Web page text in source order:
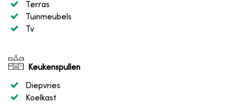
Terras
Tuinmeubels
Tv
Keukenspullen
Diepvries
Koelkast